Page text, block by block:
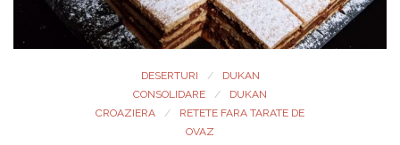
DESERTURI
DUKAN
CONSOLIDARE
DUKAN
CROAZIERA
RETETE FARA TARATE DE
OVAZ